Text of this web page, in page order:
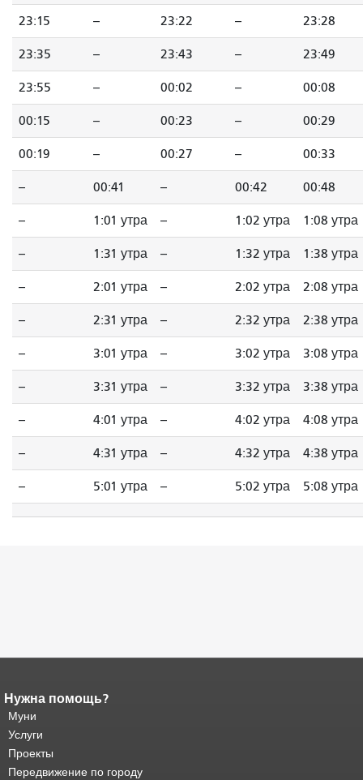
23:15 -- 23:22 -- 23:28
23:35 -- 23:43 -- 23:49
23:55 -- 00:02 -- 00:08
00:15 -- 00:23 -- 00:29
00:19 -- 00:27 -- 00:33
-- 00:41 -- 00:42 00:48
-- 1:01 утра -- 1:02 утра 1:08 утра
-- 1:31 утра -- 1:32 утра 1:38 утра
-- 2:01 утра -- 2:02 утра 2:08 утра
-- 2:31 утра -- 2:32 утра 2:38 утра
-- 3:01 утра -- 3:02 утра 3:08 утра
-- 3:31 утра -- 3:32 утра 3:38 утра
-- 4:01 утра -- 4:02 утра 4:08 утра
-- 4:31 утра -- 4:32 утра 4:38 утра
-- 5:01 утра -- 5:02 утра 5:08 утра
Конец содержимого
страницы.
страницы повторяется на каждой
странице.
основного содержимого .
Нужна помощь?
Муни
Услуги
Проекты
Передвижение по городу